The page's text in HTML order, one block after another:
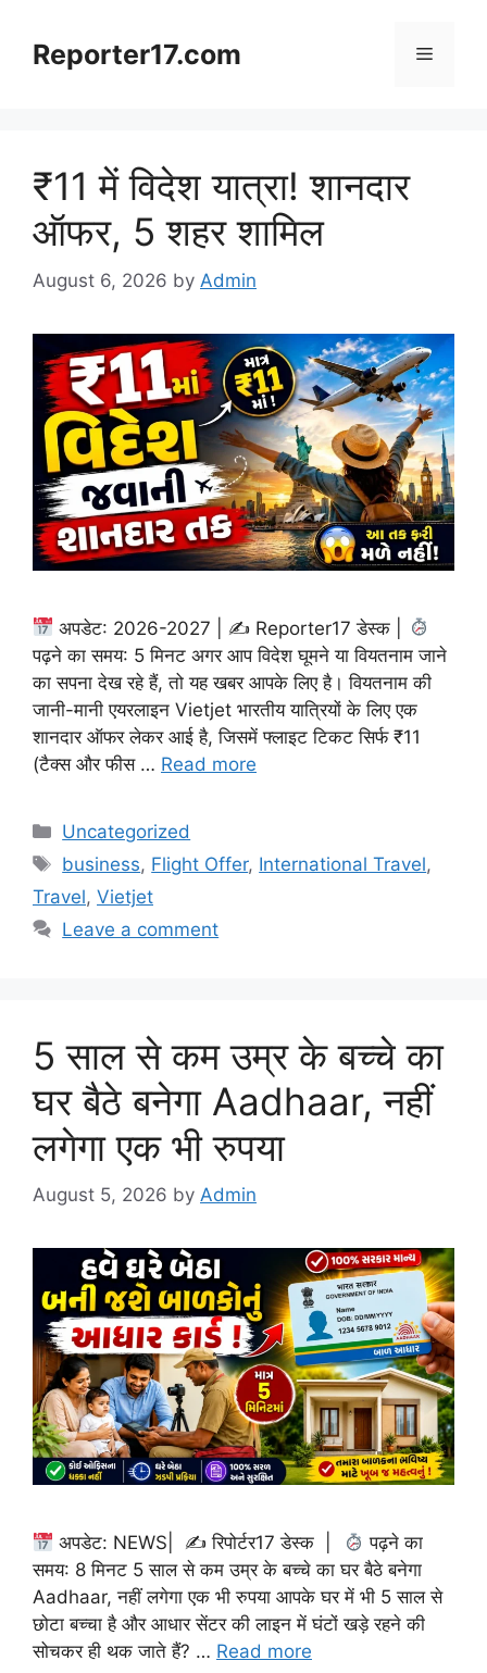
contentReporter17.com Menu
₹11 में विदेश यात्रा! शानदार
ऑफर, 5 शहर शामिल
August 6, 2026 by Admin
अपडेट: 2026-2027 | ✍ Reporter17 डेस्क |
पढ़ने का समय: 5 मिनट अगर आप विदेश घूमने या वियतनाम जाने
का सपना देख रहे हैं, तो यह खबर आपके लिए है। वियतनाम की
जानी-मानी एयरलाइन Vietjet भारतीय यात्रियों के लिए एक
शानदार ऑफर लेकर आई है, जिसमें फ्लाइट टिकट सिर्फ ₹11
(टैक्स और फीस … Read more
Categories
Uncategorized
Tags
business, Flight Offer, International Travel,
Travel, Vietjet
Leave a comment
5 साल से कम उम्र के बच्चे का
घर बैठे बनेगा Aadhaar, नहीं
लगेगा एक भी रुपया
August 5, 2026 by Admin
अपडेट: NEWS| ✍ रिपोर्टर17 डेस्क |
पढ़ने का
समय: 8 मिनट 5 साल से कम उम्र के बच्चे का घर बैठे बनेगा
Aadhaar, नहीं लगेगा एक भी रुपया आपके घर में भी 5 साल से
छोटा बच्चा है और आधार सेंटर की लाइन में घंटों खड़े रहने की
सोचकर ही थक जाते हैं? … Read more